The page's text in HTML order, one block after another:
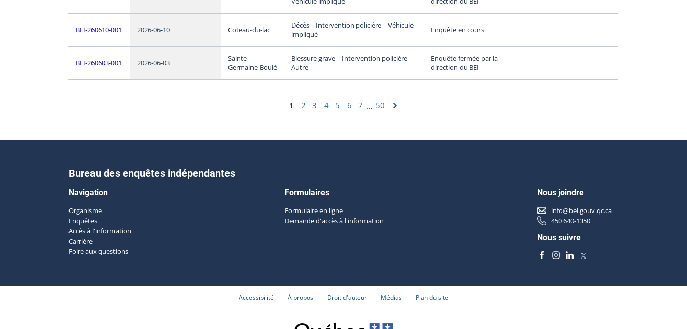
BEI-260610-001 2026-06-10 Coteau-du-lac
Décès – Intervention policière – Véhicule
impliqué
Enquête en cours
BEI-260603-001 2026-06-03
Sainte-
Germaine-Boulé
Blessure grave – Intervention policière -
Autre
Enquête fermée par la
direction du BEI
1 2 3 4 5 6 7 … 50
Bureau des enquêtes indépendantes
Navigation
Organisme
Enquêtes
Accès à l'information
Carrière
Foire aux questions
Formulaires
Formulaire en ligne
Demande d'accès à l'information
Nous joindre
info@bei.gouv.qc.ca
450 640-1350
Nous suivre
Accessibilité À propos Droit d'auteur Médias Plan du site